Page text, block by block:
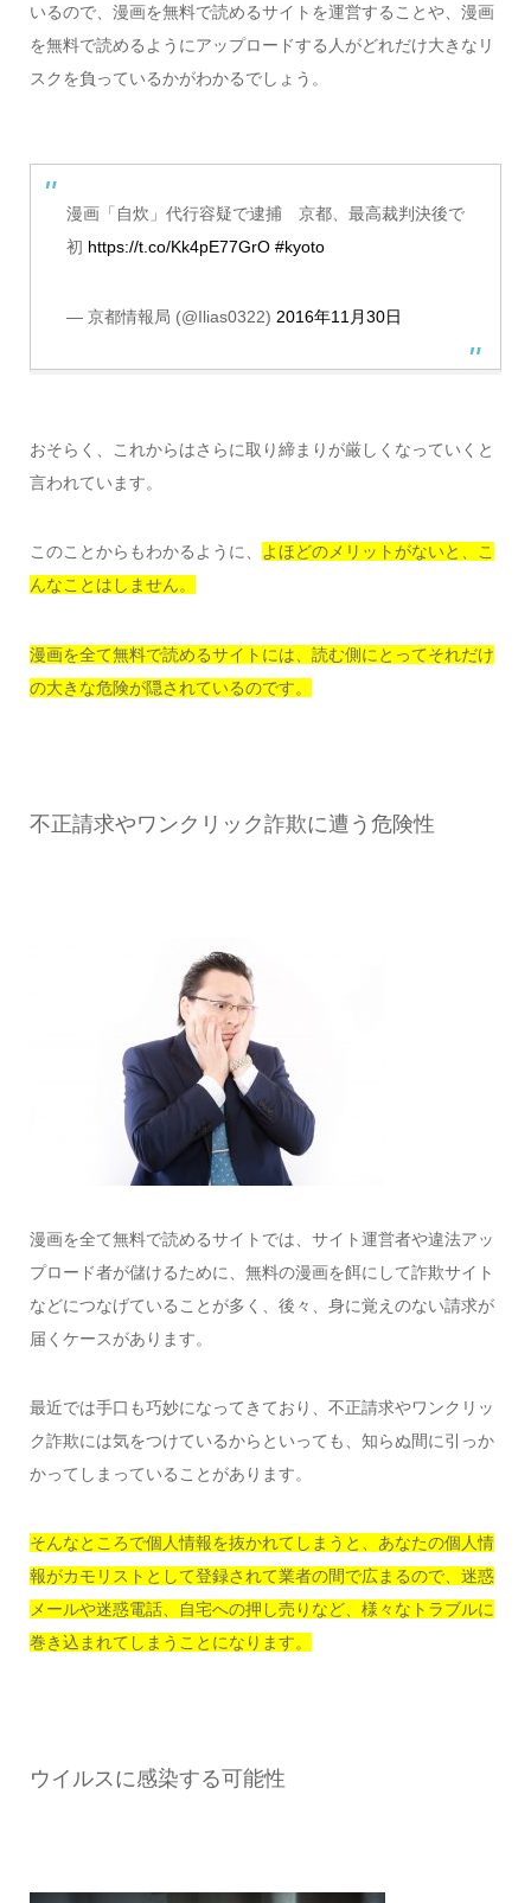
いるので、漫画を無料で読めるサイトを運営することや、漫画
を無料で読めるようにアップロードする人がどれだけ大きなリ
スクを負っているかがわかるでしょう。
漫画「自炊」代行容疑で逮捕 京都、最高裁判決後で
初 https://t.co/Kk4pE77GrO #kyoto
— 京都情報局 (@Ilias0322) 2016年11月30日
おそらく、これからはさらに取り締まりが厳しくなっていくと
言われています。
このことからもわかるように、
よほどのメリットがないと、こ
んなことはしません。
漫画を全て無料で読めるサイトには、読む側にとってそれだけ
の大きな危険が隠されているのです。
不正請求やワンクリック詐欺に遭う危険性
漫画を全て無料で読めるサイトでは、サイト運営者や違法アッ
プロード者が儲けるために、無料の漫画を餌にして詐欺サイト
などにつなげていることが多く、後々、身に覚えのない請求が
届くケースがあります。
最近では手口も巧妙になってきており、不正請求やワンクリッ
ク詐欺には気をつけているからといっても、知らぬ間に引っか
かってしまっていることがあります。
そんなところで個人情報を抜かれてしまうと、あなたの個人情
報がカモリストとして登録されて業者の間で広まるので、迷惑
メールや迷惑電話、自宅への押し売りなど、様々なトラブルに
巻き込まれてしまうことになります。
ウイルスに感染する可能性